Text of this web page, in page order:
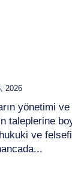
2026
yönetimi
taleplerine
ve